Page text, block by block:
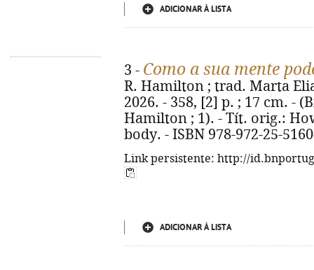
ADICIONAR À LISTA
3 - Como a sua mente
R. Hamilton ; trad. Marta
2026. - 358, [2] p. ; 17 cm. -
Hamilton ; 1). - Tít. orig.:
body. - ISBN 978-972-25-
Link persistente: http://
ADICIONAR À LISTA